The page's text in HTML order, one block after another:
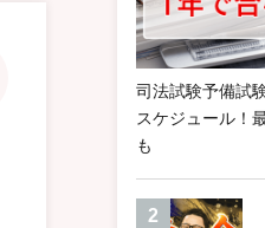
司法試験予備試
スケジュール！
も